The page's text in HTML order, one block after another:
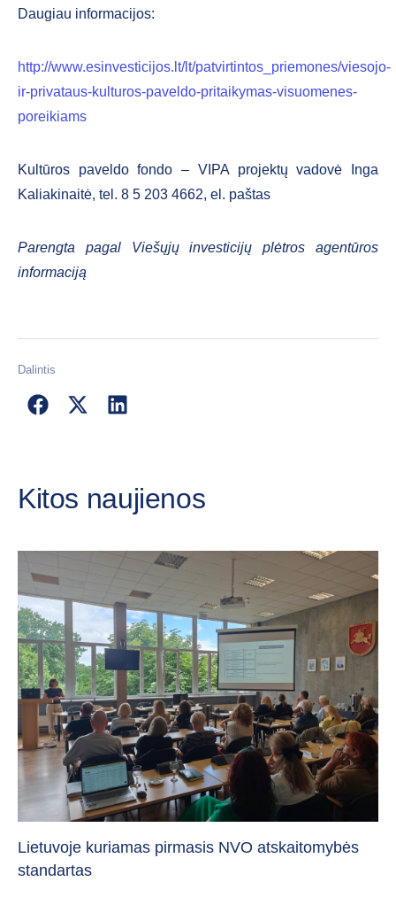
Daugiau informacijos:
http://www.esinvesticijos.lt/lt/patvirtintos_priemones/viesojo-
ir-privataus-kulturos-paveldo-pritaikymas-visuomenes-
poreikiams
Kultūros paveldo fondo – VIPA projektų vadovė Inga
Kaliakinaitė, tel. 8 5 203 4662, el. paštas
Parengta pagal Viešųjų investicijų plėtros agentūros
informaciją
Dalintis
Kitos naujienos
Lietuvoje kuriamas pirmasis NVO atskaitomybės
standartas